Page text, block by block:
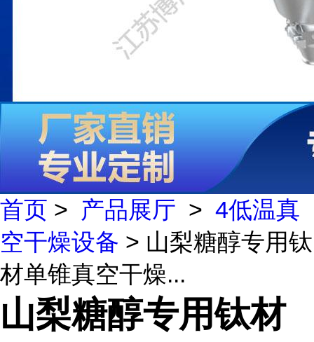
首页 > 产品展厅 > 4低温真
空干燥设备 > 山梨糖醇专用钛
材单锥真空干燥...
山梨糖醇专用钛材